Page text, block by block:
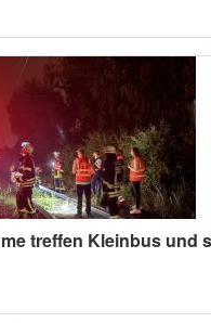
treffen Kleinbus und